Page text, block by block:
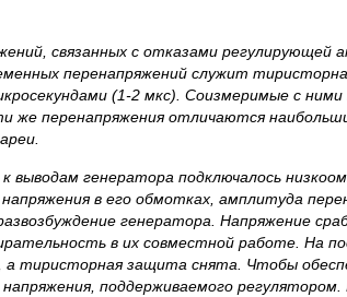
связанных с отказами
перенапряжений служит
(1-2 мкс). Соизмеримые с
же перенапряжения отличаются
генератора подключалось
напряжения в его обмотках, амплитуда
генератора. Напряжение
в их совместной работе. На
а тиристорная защита снята. Чтобы
поддерживаемого